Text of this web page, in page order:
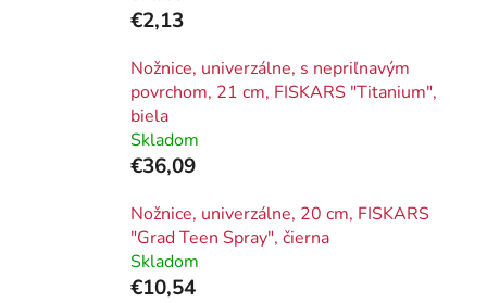
€2,13
Nožnice, univerzálne, s nepriľnavým
povrchom, 21 cm, FISKARS "Titanium",
biela
Skladom
€36,09
Nožnice, univerzálne, 20 cm, FISKARS
"Grad Teen Spray", čierna
Skladom
€10,54